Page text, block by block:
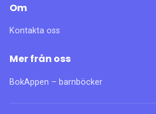
Om
Kontakta oss
Mer från oss
BokAppen – barnböcker